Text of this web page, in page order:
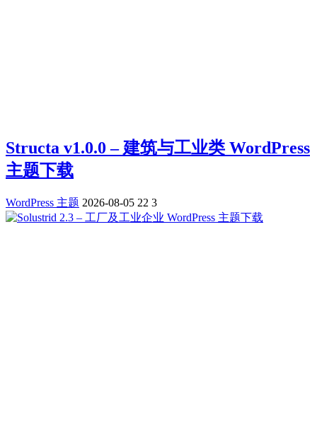
Structa v1.0.0 – 建筑与工业类 WordPress
主题下载
WordPress 主题 2026-08-05 22 3